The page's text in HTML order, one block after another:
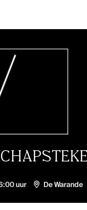
uur De Warande